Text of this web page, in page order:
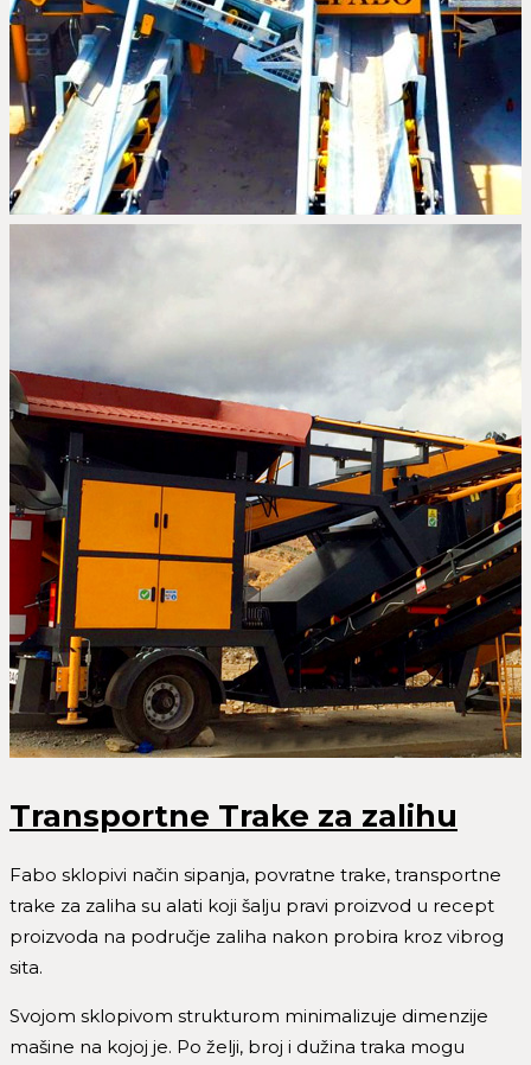
Transportne Trake za zalihu
Fabo sklopivi način sipanja, povratne trake, transportne
trake za zaliha su alati koji šalju pravi proizvod u recept
proizvoda na područje zaliha nakon probira kroz vibrog
sita.
Svojom sklopivom strukturom minimalizuje dimenzije
mašine na kojoj je. Po želji, broj i dužina traka mogu